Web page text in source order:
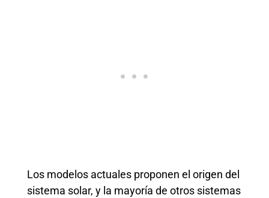
Los modelos actuales proponen el origen del
sistema solar, y la mayoría de otros sistemas